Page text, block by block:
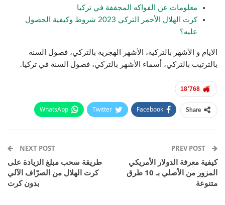
معلومات عن الفواكه المجففة في تركيا
كرت الهلال الأحمر التركي 2023 شروط وكيفية الحصول
عليه؟
الايام و الأشهر بالتركية، الأشهر الهجرية بالتركي، فصول السنة
بالترتيب بالتركي، أسماء الأشهر بالتركي، فصول السنة في تركيا.
18٬768
Share
Facebook
Twitter
WhatsApp
كيفية معرفة الدولار الأمريكي
المزور من الأصلي بـ 10 طرق
متنوعة
NEXT POST
طريقة سحب مبلغ الزيادة على
كرت الهلال من الصرّاف الآلي
بدون كرت